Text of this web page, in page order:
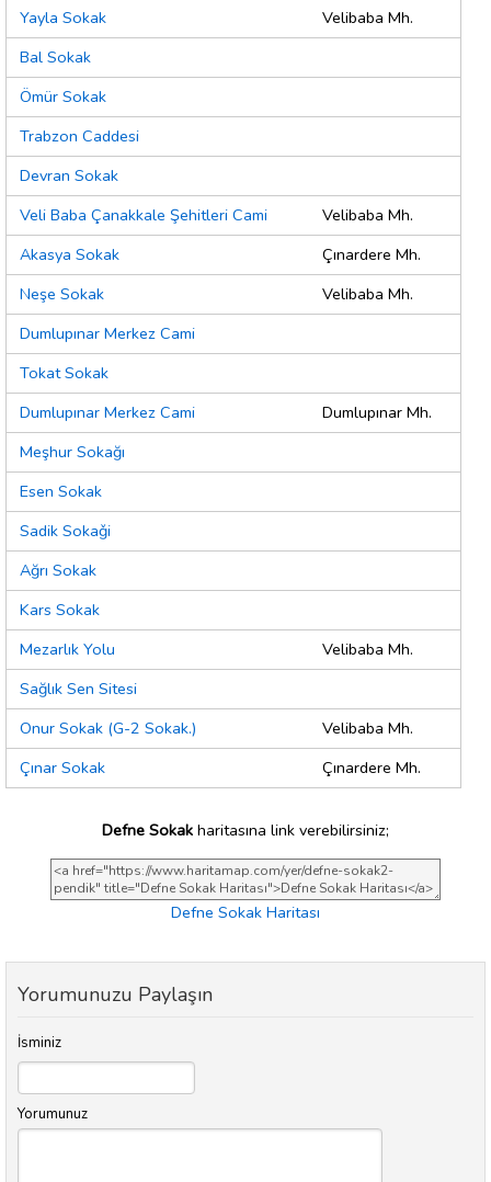
Yayla Sokak
Velibaba Mh.
Bal Sokak
Ömür Sokak
Trabzon Caddesi
Devran Sokak
Veli Baba Çanakkale Şehitleri Cami
Velibaba Mh.
Akasya Sokak
Çınardere Mh.
Neşe Sokak
Velibaba Mh.
Dumlupınar Merkez Cami
Tokat Sokak
Dumlupınar Merkez Cami
Dumlupınar Mh.
Meşhur Sokağı
Esen Sokak
Sadik Sokaǧi
Ağrı Sokak
Kars Sokak
Mezarlık Yolu
Velibaba Mh.
Sağlık Sen Sitesi
Onur Sokak (G-2 Sokak.)
Velibaba Mh.
Çınar Sokak
Çınardere Mh.
Defne Sokak haritasına link verebilirsiniz;
Defne Sokak Haritası
Yorumunuzu Paylaşın
İsminiz
Yorumunuz